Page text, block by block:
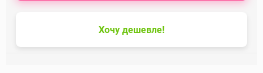
Хочу дешевле!